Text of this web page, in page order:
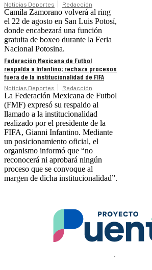
Noticias Deportes Redacción
Camila Zamorano volverá al ring
el 22 de agosto en San Luis Potosí,
donde encabezará una función
gratuita de boxeo durante la Feria
Nacional Potosina.
Federación Mexicana de Futbol
respalda a Infantino; rechaza procesos
fuera de la institucionalidad de FIFA
Noticias Deportes Redacción
La Federación Mexicana de Futbol
(FMF) expresó su respaldo al
llamado a la institucionalidad
realizado por el presidente de la
FIFA, Gianni Infantino. Mediante
un posicionamiento oficial, el
organismo informó que “no
reconocerá ni aprobará ningún
proceso que se convoque al
margen de dicha institucionalidad”.
.